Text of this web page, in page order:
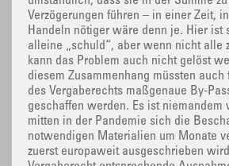
Verzögerungen führen – in einer Zeit,
Handeln nötiger wäre denn je. Hier ist
alleine „schuld“, aber wenn nicht alle
kann das Problem auch nicht gelöst
diesem Zusammenhang müssten auch
des Vergaberechts maßgenaue By-
geschaffen werden. Es ist niemandem
mitten in der Pandemie sich die
notwendigen Materialien um Monate
zuerst europaweit ausgeschrieben